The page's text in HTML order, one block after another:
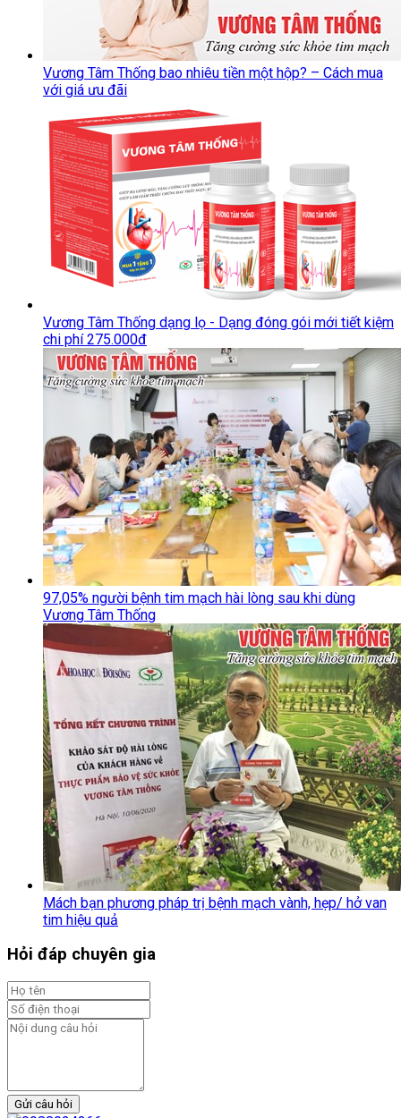
Vương Tâm Thống bao nhiêu tiền một hộp? – Cách mua
với giá ưu đãi
Vương Tâm Thống dạng lọ - Dạng đóng gói mới tiết kiệm
chi phí 275.000đ
97,05% người bệnh tim mạch hài lòng sau khi dùng
Vương Tâm Thống
Mách bạn phương pháp trị bệnh mạch vành, hẹp/ hở van
tim hiệu quả
Hỏi đáp chuyên gia
Gửi câu hỏi